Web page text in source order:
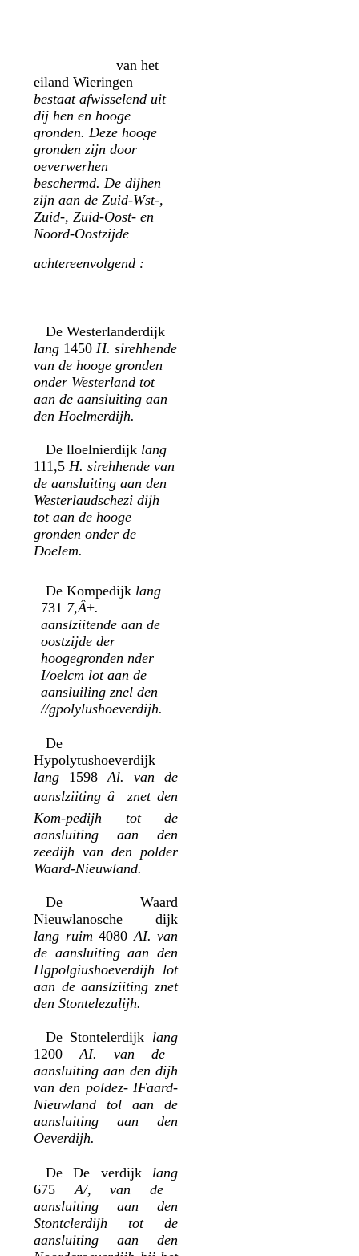
van het
eiland Wieringen
bestaat afwisselend uit
dij hen en hooge
gronden. Deze hooge
gronden zijn door
oeverwerhen
beschermd. De dijhen
zijn aan de Zuid-Wst-,
Zuid-, Zuid-Oost- en
Noord-Oostzijde
achtereenvolgend :
De Westerlanderdijk
lang 1450 H. sirehhende
van de hooge gronden
onder Westerland tot
aan de aansluiting aan
den Hoelmerdijh.
De lloelnierdijk lang
111,5 H. sirehhende van
de aansluiting aan den
Westerlaudschezi dijh
tot aan de hooge
gronden onder de
Doelem.
De Kompedijk lang
731 7,Â±.
aanslziitende aan de
oostzijde der
hoogegronden nder
I/oelcm lot aan de
aansluiling znel den
//gpolylushoeverdijh.
De
Hypolytushoeverdijk
lang 1598 Al. van de
aanslziiting â znet den
Kom-pedijh tot de
aansluiting aan den
zeedijh van den polder
Waard-Nieuwland.
De Waard
Nieuwlanosche dijk
lang ruim 4080 AI. van
de aansluiting aan den
Hgpolgiushoeverdijh lot
aan de aanslziiting znet
den Stontelezulijh.
De Stontelerdijk lang
1200AI. van de
aansluiting aan den dijh
van den poldez- IFaard-
Nieuwland tol aan de
aansluiting aan den
Oeverdijh.
De De verdijk lang
675 A/, van de
aansluiting aan den
Stontclerdijh tot de
aansluiting aan den